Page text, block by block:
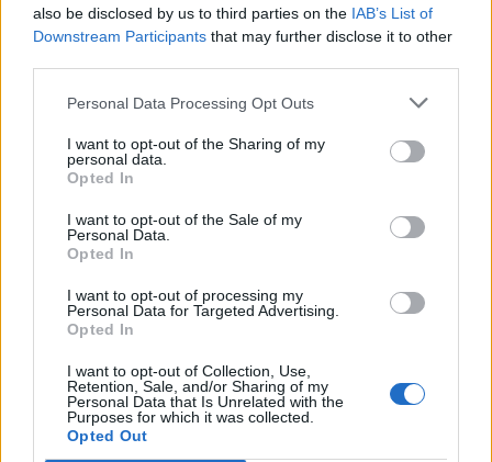
also be disclosed by us to third parties on the IAB’s List of
Downstream Participants that may further disclose it to other
Personal Data Processing Opt Outs
I want to opt-out of the Sharing of my
personal data.
Opted In
I want to opt-out of the Sale of my
Personal Data.
Opted In
I want to opt-out of processing my
Personal Data for Targeted Advertising.
Opted In
I want to opt-out of Collection, Use,
Retention, Sale, and/or Sharing of my
Personal Data that Is Unrelated with the
Purposes for which it was collected.
Opted Out
PSV kijkt naar Geertruida en raakt gevoelige
transferlijn
PSV kiest met Tygo Land opnieuw voor de lange
Overzicht: Zo presteren de PSV-spelers op het
Zo ziet de voorbereiding van PSV eruit richting
BREAKING: Bayern en PSV bereiken record-deal
Van Eindhoven naar München? Waarom Bayern
juist nu overtuigd is van Saibari